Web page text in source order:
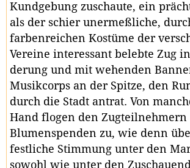
Kundgebung zuschaute, ein
als der schier unermeßliche,
farbenreichen Kostüme der
Vereine interessant belebte Zug
derung und mit wehenden
Musikcorps an der Spitze, den
durch die Stadt antrat. Von
Hand flogen den Zugteilnehmern
Blumenspenden zu, wie denn
festliche Stimmung unter den
sowohl wie unter den